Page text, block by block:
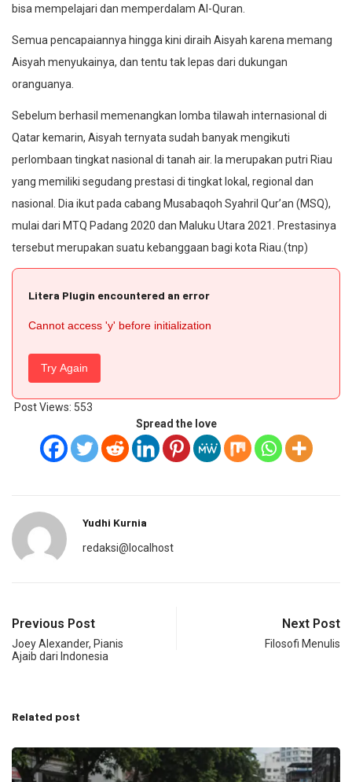
bisa mempelajari dan memperdalam Al-Quran.
Semua pencapaiannya hingga kini diraih Aisyah karena memang
Aisyah menyukainya, dan tentu tak lepas dari dukungan
oranguanya.
Sebelum berhasil memenangkan lomba tilawah internasional di
Qatar kemarin, Aisyah ternyata sudah banyak mengikuti
perlombaan tingkat nasional di tanah air. Ia merupakan putri Riau
yang memiliki segudang prestasi di tingkat lokal, regional dan
nasional. Dia ikut pada cabang Musabaqoh Syahril Qur’an (MSQ),
mulai dari MTQ Padang 2020 dan Maluku Utara 2021. Prestasinya
tersebut merupakan suatu kebanggaan bagi kota Riau.(tnp)
Litera Plugin encountered an error
Cannot access 'y' before initialization
Try Again
Post Views: 553
Spread the love
Yudhi Kurnia
redaksi@localhost
Previous Post
Joey Alexander, Pianis
Ajaib dari Indonesia
Next Post
Filosofi Menulis
Related post